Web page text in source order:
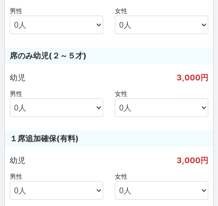
男性 女性
席のみ幼児(２～５才)
幼児 3,000円
男性 女性
１席追加確保(有料)
幼児 3,000円
男性 女性